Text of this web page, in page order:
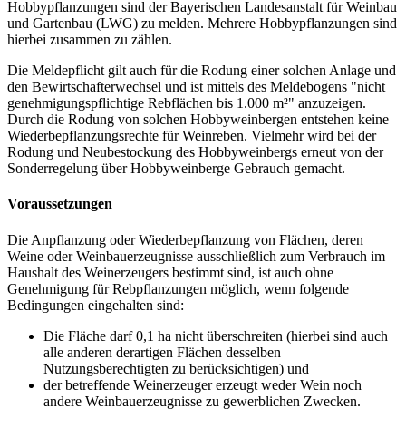
Hobbypflanzungen sind der Bayerischen Landesanstalt für Weinbau
und Gartenbau (LWG) zu melden. Mehrere Hobbypflanzungen sind
hierbei zusammen zu zählen.
Die Meldepflicht gilt auch für die Rodung einer solchen Anlage und
den Bewirtschafterwechsel und ist mittels des Meldebogens "nicht
genehmigungspflichtige Rebflächen bis 1.000 m²" anzuzeigen.
Durch die Rodung von solchen Hobbyweinbergen entstehen keine
Wiederbepflanzungsrechte für Weinreben. Vielmehr wird bei der
Rodung und Neubestockung des Hobbyweinbergs erneut von der
Sonderregelung über Hobbyweinberge Gebrauch gemacht.
Voraussetzungen
Die Anpflanzung oder Wiederbepflanzung von Flächen, deren
Weine oder Weinbauerzeugnisse ausschließlich zum Verbrauch im
Haushalt des Weinerzeugers bestimmt sind, ist auch ohne
Genehmigung für Rebpflanzungen möglich, wenn folgende
Bedingungen eingehalten sind:
Die Fläche darf 0,1 ha nicht überschreiten (hierbei sind auch
alle anderen derartigen Flächen desselben
Nutzungsberechtigten zu berücksichtigen) und
der betreffende Weinerzeuger erzeugt weder Wein noch
andere Weinbauerzeugnisse zu gewerblichen Zwecken.